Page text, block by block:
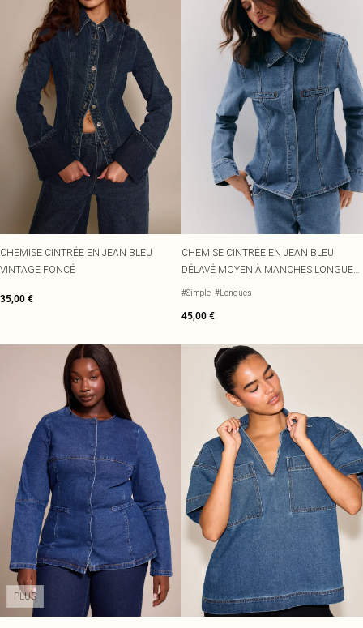
CHEMISE CINTRÉE EN JEAN BLEU
VINTAGE FONCÉ
35,00 €
CHEMISE CINTRÉE EN JEAN BLEU
DÉLAVÉ MOYEN À MANCHES LONGUES
ET LISÉRÉS SURJETÉS
#Simple #Longues
45,00 €
PLUS